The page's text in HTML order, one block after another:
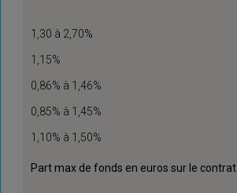
1,30 à 2,70%
1,15%
0,86% à 1,46%
0,85% à 1,45%
1,10% à 1,50%
Part max de fonds en euros sur le contrat